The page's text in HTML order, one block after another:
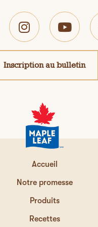
Inscription au bulletin
Accueil
Notre promesse
Produits
Recettes